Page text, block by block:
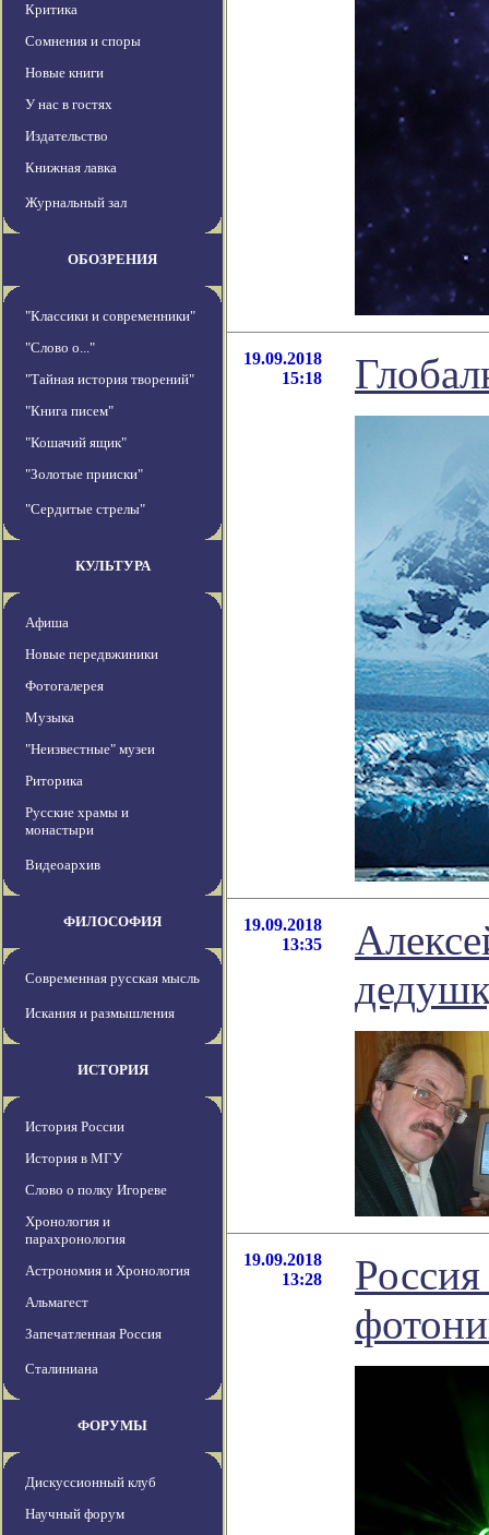
Критика
Сомнения и споры
Новые книги
У нас в гостях
Издательство
Книжная лавка
Журнальный зал
ОБОЗРЕНИЯ
"Классики и современники"
"Слово о..."
"Тайная история творений"
"Книга писем"
"Кошачий ящик"
"Золотые прииски"
"Сердитые стрелы"
КУЛЬТУРА
Афиша
Новые передвжиники
Фотогалерея
Музыка
"Неизвестные" музеи
Риторика
Русские храмы и
монастыри
Видеоархив
ФИЛОСОФИЯ
Современная русская мысль
Искания и размышления
ИСТОРИЯ
История России
История в МГУ
Слово о полку Игореве
Хронология и
парахронология
Астрономия и Хронология
Альмагест
Запечатленная Россия
Сталиниана
ФОРУМЫ
Дискуссионный клуб
Научный форум
19.09.2018
15:18
19.09.2018
13:35
19.09.2018
13:28